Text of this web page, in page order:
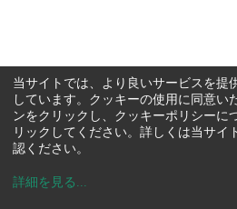
当サイトでは、より良いサービスを提
しています。クッキーの使用に同意い
ンをクリックし、クッキーポリシーに
リックしてください。詳しくは当サイ
認ください。
詳細を見る ...